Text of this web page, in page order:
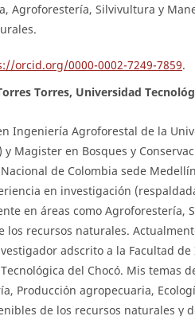
Agroforestería, Silvivultura y
orcid.org/0000-0002-7249-7859.
Torres, Universidad
Ingeniería Agroforestal de la
y Magister en Bosques y
de Colombia sede
en investigación
en áreas como Agroforestería,
los recursos naturales.
adscrito a la Facultad
del Chocó. Mis temas
Producción agropecuaria,
de los recursos naturales y